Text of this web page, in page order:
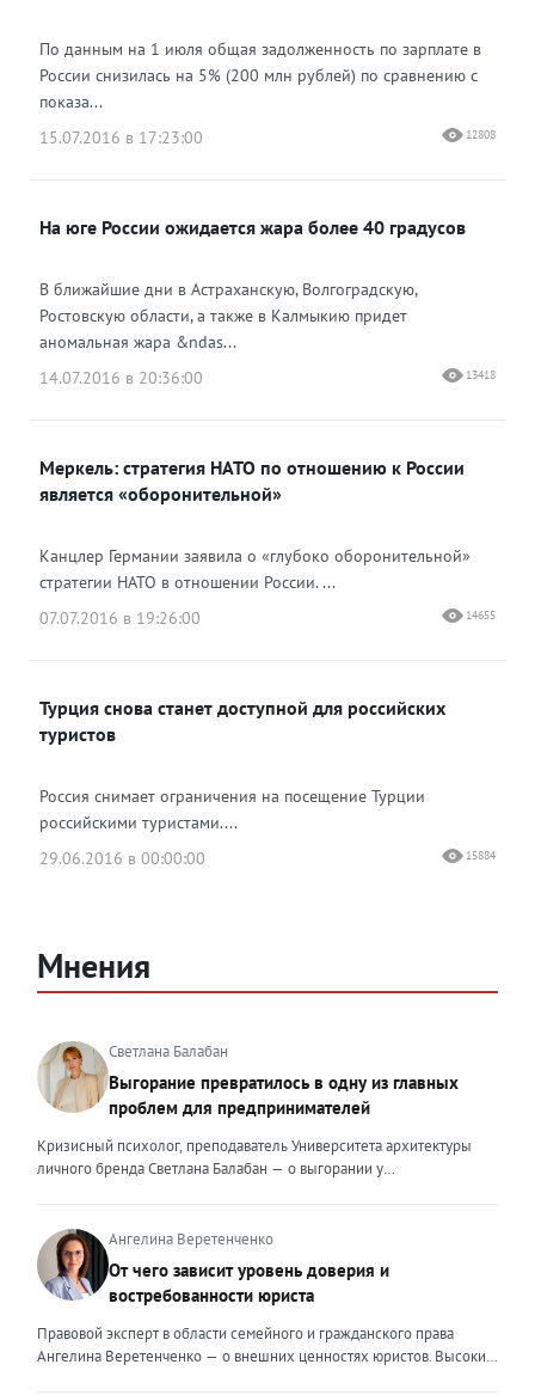
По данным на 1 июля общая задолженность по зарплате в
России снизилась на 5% (200 млн рублей) по сравнению с
показа...
15.07.2016 в 17:23:00
12808
На юге России ожидается жара более 40 градусов
В ближайшие дни в Астраханскую, Волгоградскую,
Ростовскую области, а также в Калмыкию придет
аномальная жара &ndas...
14.07.2016 в 20:36:00
13418
Меркель: стратегия НАТО по отношению к России
является «оборонительной»
Канцлер Германии заявила о «глубоко оборонительной»
стратегии НАТО в отношении России. ...
07.07.2016 в 19:26:00
14655
Турция снова станет доступной для российских
туристов
Россия снимает ограничения на посещение Турции
российскими туристами....
29.06.2016 в 00:00:00
15884
Мнения
Светлана Балабан
Выгорание превратилось в одну из главных
проблем для предпринимателей
Кризисный психолог, преподаватель Университета архитектуры
личного бренда Светлана Балабан — о выгорании у
проблемой, однако выгорание у предпринимателей заметно
отличается от выгорания у наёмных сотрудников. Наёмный
сотрудник может уйти на больничный или в отпуск, пожаловаться
на что-то начальству или сменить работу. Предприниматель — сам
себе начальник и основа системы. Если он устаёт, бизнес не встанет
на паузу, а просто начнёт разваливаться. У предпринимателей
Ангелина Веретенченко
От чего зависит уровень доверия и
востребованности юриста
Правовой эксперт в области семейного и гражданского права
Ангелина Веретенченко — о внешних ценностях юристов. Высокий